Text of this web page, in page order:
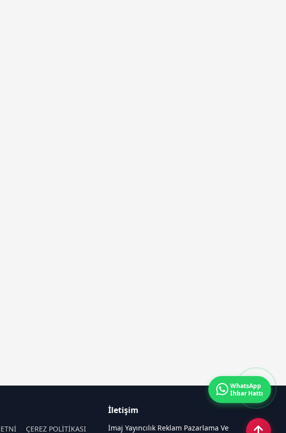
ÇEREZ POLİTİKASI
İletişim
İmaj Yayıncılık Reklam Pazarlama Ve
WhatsApp
İhbar Hattı